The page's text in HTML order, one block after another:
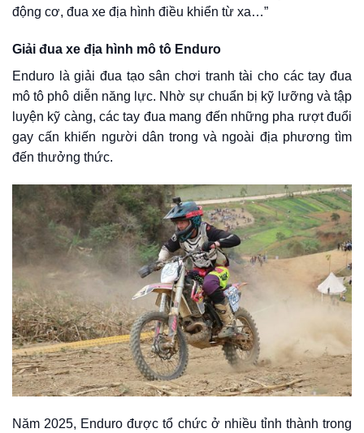
động cơ, đua xe địa hình điều khiển từ xa…”
Giải đua xe địa hình mô tô Enduro
Enduro là giải đua tạo sân chơi tranh tài cho các tay đua
mô tô phô diễn năng lực. Nhờ sự chuẩn bị kỹ lưỡng và tập
luyện kỹ càng, các tay đua mang đến những pha rượt đuổi
gay cấn khiến người dân trong và ngoài địa phương tìm
đến thưởng thức.
Năm 2025, Enduro được tổ chức ở nhiều tỉnh thành trong